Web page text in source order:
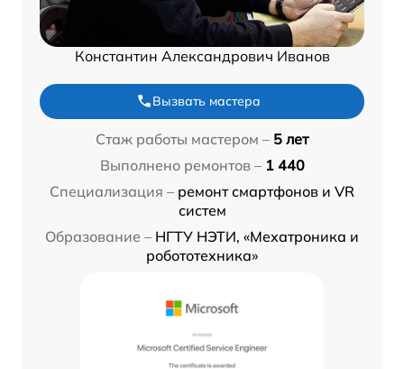
Константин Александрович Иванов
Вызвать мастера
Стаж работы мастером – 5 лет
Выполнено ремонтов – 1 440
Специализация – ремонт смартфонов и VR
систем
Образование – НГТУ НЭТИ, «Мехатроника и
робототехника»